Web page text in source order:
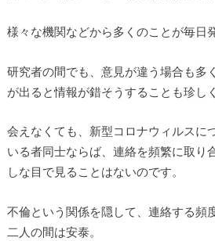
様々な機関などから多くのことが毎日
研究者の間でも、意見が違う場合も多
が出ると情報が錯そうすることも珍し
会えなくても、新型コロナウィルスに
いる者同士ならば、連絡を頻繁に取り
しな目で見ることはないのです。
不倫という関係を隠して、連絡する頻
二人の間は安泰。